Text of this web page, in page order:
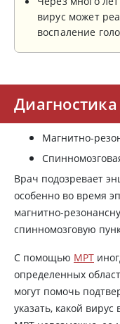
вирус может
воспаление
Магнитно-
Врач подозревает
особенно во время
магнитно-
спинномозговую
С помощью МРТ
определенных
могут помочь
указать, какой